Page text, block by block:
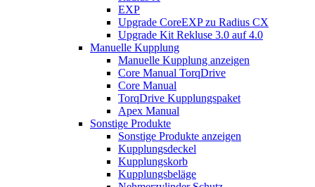
EXP
Upgrade CoreEXP zu Radius CX
Upgrade Kit Rekluse 3.0 auf 4.0
Manuelle Kupplung
Manuelle Kupplung anzeigen
Core Manual TorqDrive
Core Manual
TorqDrive Kupplungspaket
Apex Manual
Sonstige Produkte
Sonstige Produkte anzeigen
Kupplungsdeckel
Kupplungskorb
Kupplungsbeläge